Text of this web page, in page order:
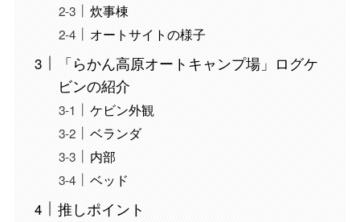
炊事棟
オートサイトの様子
「らかん高原オートキャンプ場」ログケ
ビンの紹介
ケビン外観
ベランダ
内部
ベッド
推しポイント